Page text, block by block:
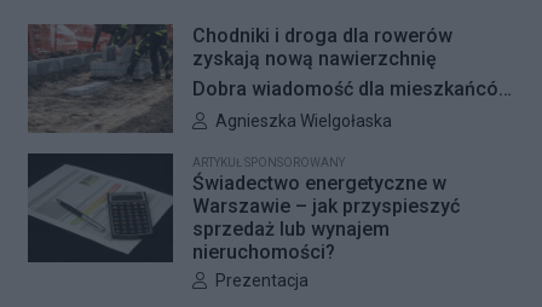
Chodniki i droga dla rowerów
zyskają nową nawierzchnię
Dobra wiadomość dla mieszkańców
Woli i Żoliborza. Zarząd Dróg
remonty infrastruktury dla pieszych
i rowerzystów. Oferty w
przetargach zostały już otwarte, a
jeśli wszystko przebiegnie zgodnie
z planem, nowe nawierzchnie
Autor artykułu:
Agnieszka Wielgołaska
ARTYKUŁ SPONSOROWANY
Świadectwo energetyczne w
Warszawie – jak przyspieszyć
sprzedaż lub wynajem
nieruchomości?
Autor artykułu:
Prezentacja